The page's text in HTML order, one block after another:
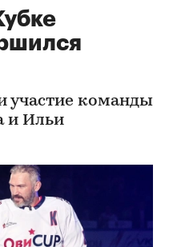
участие команды
и Ильи